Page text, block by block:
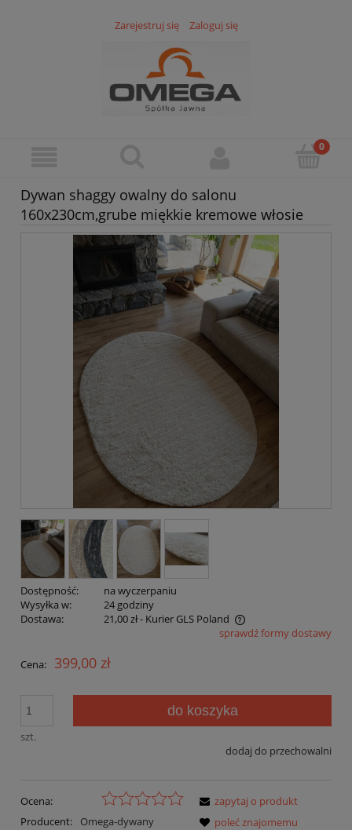
Zarejestruj się Zaloguj się
Dywan shaggy owalny do salonu
160x230cm,grube miękkie kremowe włosie
Dostępność:
na wyczerpaniu
Wysyłka w:
24 godziny
Dostawa:
21,00 zł- Kurier GLS Poland
Cena nie zawiera ewentualnych kosztów płatnościsprawdź formy dostawy
Cena: 399,00 zł
szt.
do koszyka
dodaj do przechowalni
Ocena:
Producent:
Omega-dywany
zapytaj o produkt
poleć znajomemu